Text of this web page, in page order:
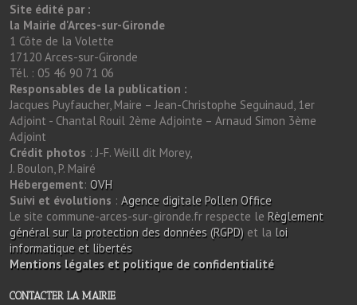
Site édité par :
la Mairie d'Arces-sur-Gironde
1 Côte de la Volette
17120 Arces-sur-Gironde
Tél. : 05 46 90 71 06
Responsables de la publication :
Jacques Puyfaucher, Maire – Jean-Christophe Seguinaud, 1er
Adjoint - Chantal Rouil 2ème Adjointe – Arnaud Simon 3ème
Adjoint
Crédit photos : J-F. Weill dit Morey,
J. Boulon, P. Mairé
Hébergement: OVH
Suivi et évolutions : Agence digitale Pollen Office
Le site commune-arces-sur-gironde.fr respecte le Règlement
général sur la protection des données (RGPD) et la loi
informatique et libertés
Mentions légales et politique de confidentialité
CONTACTER LA MAIRIE